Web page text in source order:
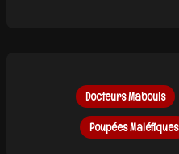
Docteurs Mabouls
Poupées Maléfiques